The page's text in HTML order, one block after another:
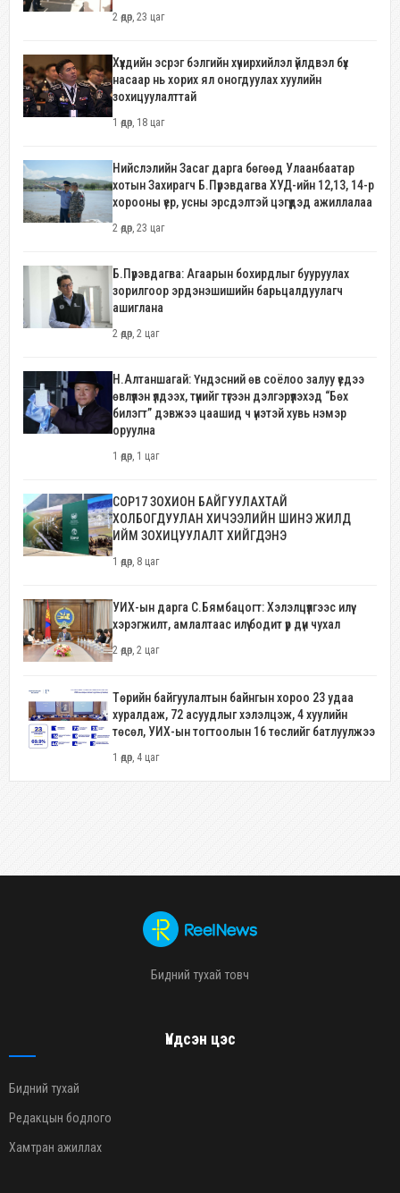
2 өдөр, 23 цаг
Хүүхдийн эсрэг бэлгийн хүчирхийлэл үйлдвэл бүх
насаар нь хорих ял оногдуулах хуулийн
зохицуулалттай
1 өдөр, 18 цаг
Нийслэлийн Засаг дарга бөгөөд Улаанбаатар
хотын Захирагч Б.Пүрэвдагва ХУД-ийн 12,13, 14-р
хорооны үер, усны эрсдэлтэй цэгүүдэд ажиллалаа
2 өдөр, 23 цаг
Б.Пүрэвдагва: Агаарын бохирдлыг бууруулах
зорилгоор эрдэнэшишийн барьцалдуулагч
ашиглана
2 өдөр, 2 цаг
Н.Алтаншагай: Үндэсний өв соёлоо залуу үедээ
өвлүүлэн үлдээх, түүнийг түгээн дэлгэрүүлэхэд “Бөх
билэгт” дэвжээ цаашид ч үнэтэй хувь нэмэр
оруулна
1 өдөр, 1 цаг
COP17 ЗОХИОН БАЙГУУЛАХТАЙ
ХОЛБОГДУУЛАН ХИЧЭЭЛИЙН ШИНЭ ЖИЛД
ИЙМ ЗОХИЦУУЛАЛТ ХИЙГДЭНЭ
1 өдөр, 8 цаг
УИХ-ын дарга С.Бямбацогт: Хэлэлцүүлгээс илүү
хэрэгжилт, амлалтаас илүү бодит үр дүн чухал
2 өдөр, 2 цаг
Төрийн байгуулалтын байнгын хороо 23 удаа
хуралдаж, 72 асуудлыг хэлэлцэж, 4 хуулийн
төсөл, УИХ-ын тогтоолын 16 төслийг батлуулжээ
1 өдөр, 4 цаг
Бидний тухай товч
Үндсэн цэс
Бидний тухай
Редакцын бодлого
Хамтран ажиллах